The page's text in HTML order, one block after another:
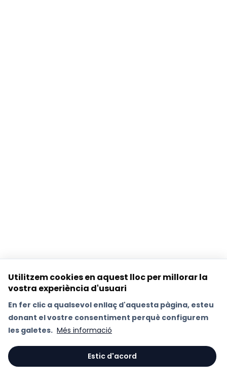
Utilitzem cookies en aquest lloc per millorar la
vostra experiència d'usuari
En fer clic a qualsevol enllaç d'aquesta pàgina, esteu
donant el vostre consentiment perquè configurem
les galetes. Més informació
Estic d'acord